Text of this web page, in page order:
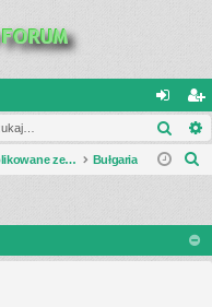
al
og
si
ę
ar
ej
tru
j
Opublikowane zestawienia Bułgaria
a